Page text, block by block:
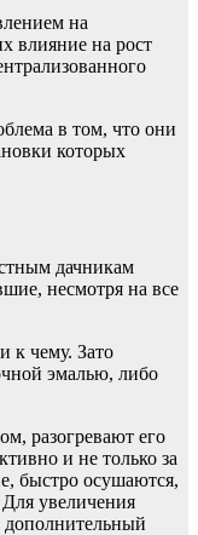
на
влияние на рост
в том, что они
которых
дачникам
несмотря на все
к чему. Зато
эмалью, либо
разогревают его
и не только за
быстро осушаются,
увеличения
дополнительный